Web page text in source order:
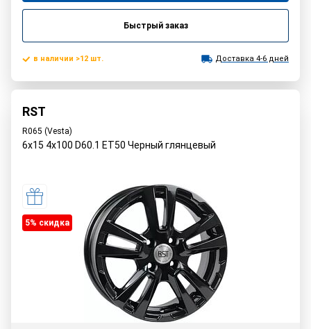
Быстрый заказ
в наличии >12 шт. Доставка 4-6 дней
RST
R065 (Vesta)
6x15 4x100 D60.1 ET50 Черный глянцевый
5% cкидка